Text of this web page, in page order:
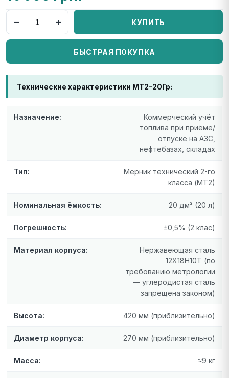
− + КУПИТЬ
БЫСТРАЯ ПОКУПКА
Технические характеристики МТ2-20Гр:
Назначение:
Коммерческий учёт
топлива при приёме/
отпуске на АЗС,
нефтебазах, складах
Тип:
Мерник технический 2-го
класса (МТ2)
Номинальная ёмкость: 20 дм³ (20 л)
Погрешность: ±0,5% (2 клас)
Материал корпуса:
Нержавеющая сталь
12Х18Н10Т (по
требованию метрологии
— углеродистая сталь
запрещена законом)
Высота: 420 мм (приблизительно)
Диаметр корпуса: 270 мм (приблизительно)
Масса: ≈9 кг